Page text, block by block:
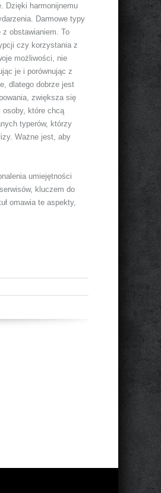
Dzięki harmonijnemu
Darmowe typy
obstawianiem. To
czy korzystania z
możliwości, nie
je i porównując z
dlatego dobrze jest
zwiększa się
osoby, które chcą
typerów, którzy
Ważne jest, aby
umiejętności
kluczem do
omawia te aspekty,